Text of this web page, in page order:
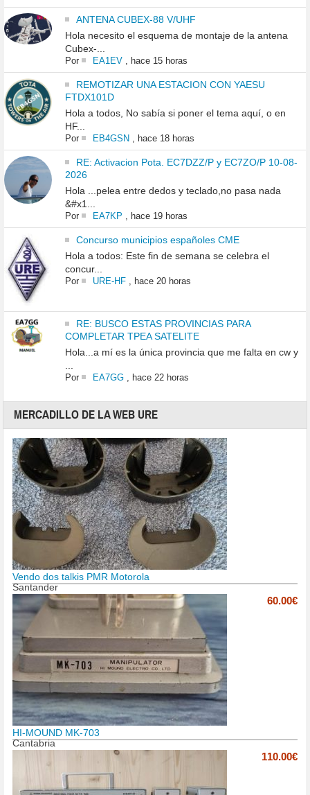
ANTENA CUBEX-88 V/UHF
Hola necesito el esquema de montaje de la antena
Cubex-...
Por EA1EV, hace 15 horas
REMOTIZAR UNA ESTACION CON YAESU
FTDX101D
Hola a todos, No sabía si poner el tema aquí, o en
HF...
Por EB4GSN, hace 18 horas
RE: Activacion Pota. EC7DZZ/P y EC7ZO/P 10-08-
2026
Hola ...pelea entre dedos y teclado,no pasa nada
&#x1...
Por EA7KP hace 19 horas
Concurso municipios españoles CME
Hola a todos: Este fin de semana se celebra el
concur...
Por URE-HF, hace 20 horas
RE: BUSCO ESTAS PROVINCIAS PARA
COMPLETAR TPEA SATELITE
Hola...a mí es la única provincia que me falta en cw y
Por EA7GG, hace 22 horas
MERCADILLO DE LA WEB URE
Vendo dos talkis PMR Motorola
Santander
60.00€
HI-MOUND MK-703
Cantabria
110.00€